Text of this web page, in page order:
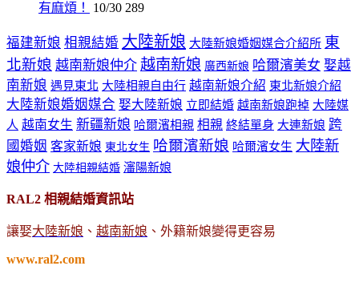
有麻煩！
10/30 289
福建新娘 相親結婚 大陸新娘 大陸新娘婚姻媒合介紹所 東
北新娘 越南新娘仲介 越南新娘 廣西新娘 哈爾濱美女 娶越
南新娘 遇見東北 大陸相親自由行 越南新娘介紹 東北新娘介紹
大陸新娘婚姻媒合 娶大陸新娘 立即結婚 越南新娘跑掉 大陸媒
人 越南女生 新疆新娘 哈爾濱相親 相親 終結單身 大連新娘 跨
國婚姻 客家新娘 東北女生 哈爾濱新娘 哈爾濱女生 大陸新
娘仲介 大陸相親結婚 瀋陽新娘
RAL2 相親結婚資訊站
讓娶大陸新娘 、 越南新娘 、外籍新娘變得更容易
www.ral2.com